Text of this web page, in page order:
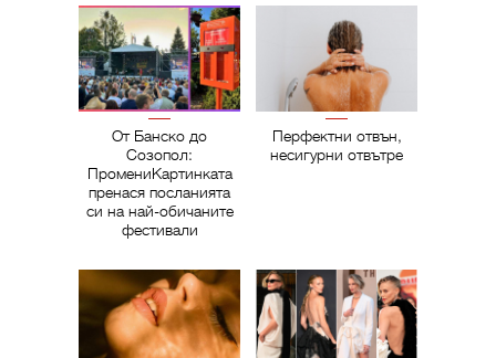
От Банско до
Созопол:
ПромениКартинката
пренася посланията
си на най-обичаните
фестивали
Перфектни отвън,
несигурни отвътре